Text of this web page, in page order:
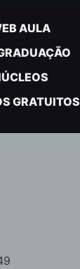
AULA
GRATUITOS